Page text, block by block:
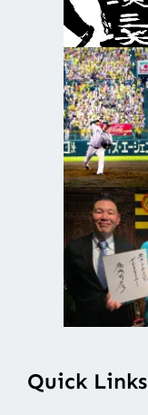
Quick Links